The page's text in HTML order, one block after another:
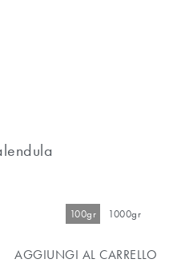
100gr 1000gr
AGGIUNGI AL CARRELLO